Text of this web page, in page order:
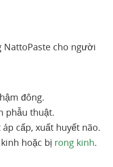
NattoPaste cho người
đông.
phẫu thuật.
cấp, xuất huyết não.
hoặc bị rong kinh.